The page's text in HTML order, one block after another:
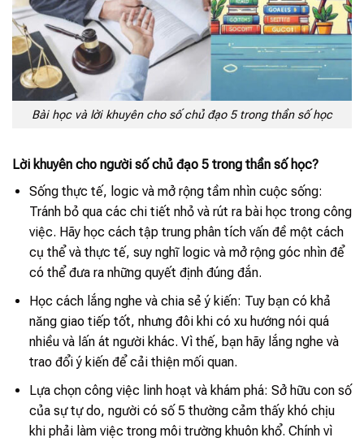
Bài học và lời khuyên cho số chủ đạo 5 trong thần số học
Lời khuyên cho người số chủ đạo 5 trong thần số học?
Sống thực tế, logic và mở rộng tầm nhìn cuộc sống:
Tránh bỏ qua các chi tiết nhỏ và rút ra bài học trong công
việc. Hãy học cách tập trung phân tích vấn đề một cách
cụ thể và thực tế, suy nghĩ logic và mở rộng góc nhìn để
có thể đưa ra những quyết định đúng đắn.
Học cách lắng nghe và chia sẻ ý kiến: Tuy bạn có khả
năng giao tiếp tốt, nhưng đôi khi có xu hướng nói quá
nhiều và lấn át người khác. Vì thế, bạn hãy lắng nghe và
trao đổi ý kiến để cải thiện mối quan.
Lựa chọn công việc linh hoạt và khám phá: Sở hữu con số
của sự tự do, người có số 5 thường cảm thấy khó chịu
khi phải làm việc trong môi trường khuôn khổ. Chính vì